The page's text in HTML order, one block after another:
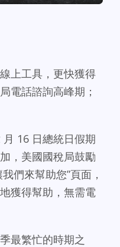
上工具，更快獲得
電話諮詢高峰期；
16 日總統日假期
，美國國稅局鼓勵
們來幫助您”頁面，
獲得幫助，無需電
最繁忙的時期之